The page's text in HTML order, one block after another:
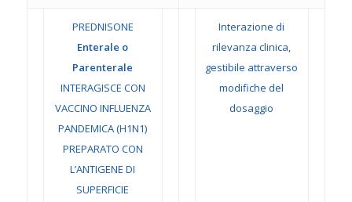
PREDNISONE
Enterale o
Parenterale
INTERAGISCE CON
VACCINO INFLUENZA
PANDEMICA (H1N1)
PREPARATO CON
L’ANTIGENE DI
SUPERFICIE
Interazione di
rilevanza clinica,
gestibile attraverso
modifiche del
dosaggio